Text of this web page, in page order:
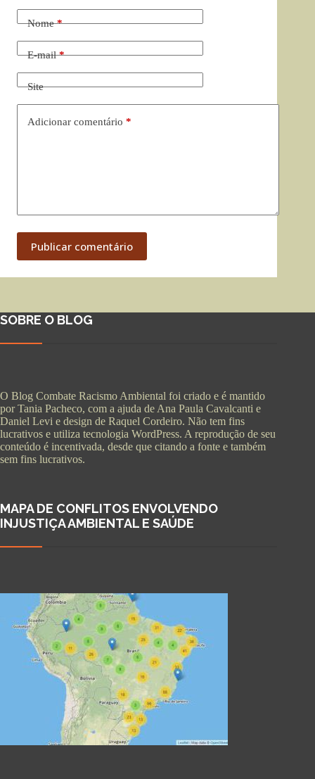
Nome*
E-mail*
Site
Adicionar comentário *
Publicar comentário
SOBRE O BLOG
O Blog Combate Racismo Ambiental foi criado e é mantido
por Tania Pacheco, com a ajuda de Ana Paula Cavalcanti e
Daniel Levi e design de Raquel Cordeiro. Não tem fins
lucrativos e utiliza tecnologia WordPress. A reprodução de seu
conteúdo é incentivada, desde que citando a fonte e também
sem fins lucrativos.
MAPA DE CONFLITOS ENVOLVENDO
INJUSTIÇA AMBIENTAL E SAÚDE